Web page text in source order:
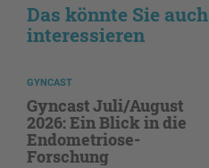
Das könnte Sie auch
interessieren
GYNCAST
Gyncast Juli/August
2026: Ein Blick in die
Endometriose-
Forschung